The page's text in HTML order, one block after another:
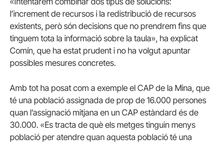
l’increment de recursos i la redistribució de recursos
existents, però són decisions que no prendrem fins que
tinguem tota la informació sobre la taula», ha explicat
Comín, que ha estat prudent i no ha volgut apuntar
possibles mesures concretes.
Amb tot ha posat com a exemple el CAP de la Mina, que
té una població assignada de prop de 16.000 persones
quan l’assignació mitjana en un CAP estàndard és de
30.000. «Es tracta de què els metges tinguin menys
població per atendre quan aquesta població té una